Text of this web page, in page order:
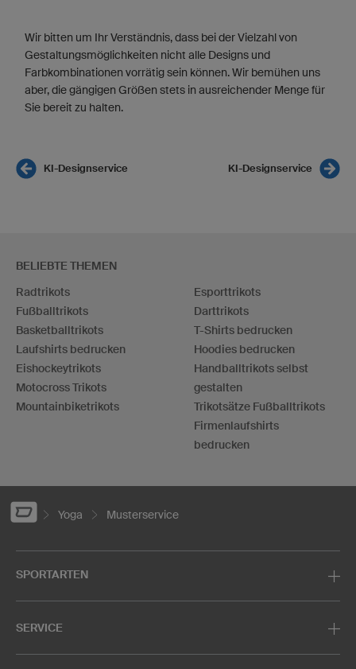
Wir bitten um Ihr Verständnis, dass bei der Vielzahl von
Gestaltungsmöglichkeiten nicht alle Designs und
Farbkombinationen vorrätig sein können. Wir bemühen uns
aber, die gängigen Größen stets in ausreichender Menge für
Sie bereit zu halten.
KI-Designservice KI-Designservice
BELIEBTE THEMEN
Radtrikots
Fußballtrikots
Basketballtrikots
Laufshirts bedrucken
Eishockeytrikots
Motocross Trikots
Mountainbiketrikots
Esporttrikots
Darttrikots
T-Shirts bedrucken
Hoodies bedrucken
Handballtrikots selbst
gestalten
Trikotsätze Fußballtrikots
Firmenlaufshirts
bedrucken
Yoga Musterservice
SPORTARTEN
SERVICE